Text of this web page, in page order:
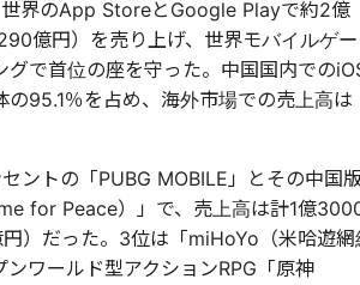
界のApp StoreとGoogle Playで約2億
億円）を売り上げ、世界モバイルゲー
グで首位の座を守った。中国国内での
の95.1％を占め、海外市場での売上高は
ントの「PUBG MOBILE」とその中国
for Peace）」で、売上高は計1億
）だった。3位は「miHoYo（米哈遊網
ンワールド型アクションRPG「原神